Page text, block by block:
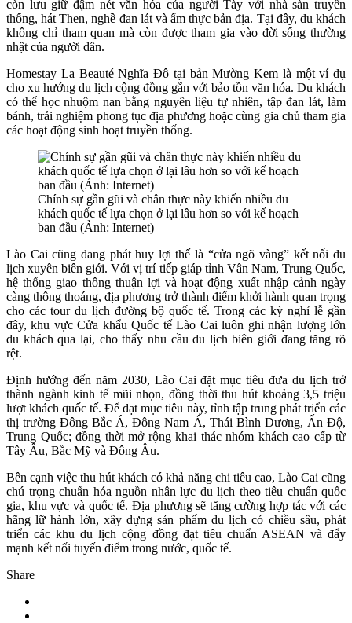
còn lưu giữ đậm nét văn hóa của người Tày với nhà sàn truyền
thống, hát Then, nghề đan lát và ẩm thực bản địa. Tại đây, du khách
không chỉ tham quan mà còn được tham gia vào đời sống thường
nhật của người dân.
Homestay La Beauté Nghĩa Đô tại bản Mường Kem là một ví dụ
cho xu hướng du lịch cộng đồng gắn với bảo tồn văn hóa. Du khách
có thể học nhuộm nan bằng nguyên liệu tự nhiên, tập đan lát, làm
bánh, trải nghiệm phong tục địa phương hoặc cùng gia chủ tham gia
các hoạt động sinh hoạt truyền thống.
Chính sự gần gũi và chân thực này khiến nhiều du
khách quốc tế lựa chọn ở lại lâu hơn so với kế hoạch
ban đầu (Ảnh: Internet)
Lào Cai cũng đang phát huy lợi thế là “cửa ngõ vàng” kết nối du
lịch xuyên biên giới. Với vị trí tiếp giáp tỉnh Vân Nam, Trung Quốc,
hệ thống giao thông thuận lợi và hoạt động xuất nhập cảnh ngày
càng thông thoáng, địa phương trở thành điểm khởi hành quan trọng
cho các tour du lịch đường bộ quốc tế. Trong các kỳ nghỉ lễ gần
đây, khu vực Cửa khẩu Quốc tế Lào Cai luôn ghi nhận lượng lớn
du khách qua lại, cho thấy nhu cầu du lịch biên giới đang tăng rõ
rệt.
Định hướng đến năm 2030, Lào Cai đặt mục tiêu đưa du lịch trở
thành ngành kinh tế mũi nhọn, đồng thời thu hút khoảng 3,5 triệu
lượt khách quốc tế. Để đạt mục tiêu này, tỉnh tập trung phát triển các
thị trường Đông Bắc Á, Đông Nam Á, Thái Bình Dương, Ấn Độ,
Trung Quốc; đồng thời mở rộng khai thác nhóm khách cao cấp từ
Tây Âu, Bắc Mỹ và Đông Âu.
Bên cạnh việc thu hút khách có khả năng chi tiêu cao, Lào Cai cũng
chú trọng chuẩn hóa nguồn nhân lực du lịch theo tiêu chuẩn quốc
gia, khu vực và quốc tế. Địa phương sẽ tăng cường hợp tác với các
hãng lữ hành lớn, xây dựng sản phẩm du lịch có chiều sâu, phát
triển các khu du lịch cộng đồng đạt tiêu chuẩn ASEAN và đẩy
mạnh kết nối tuyến điểm trong nước, quốc tế.
Share